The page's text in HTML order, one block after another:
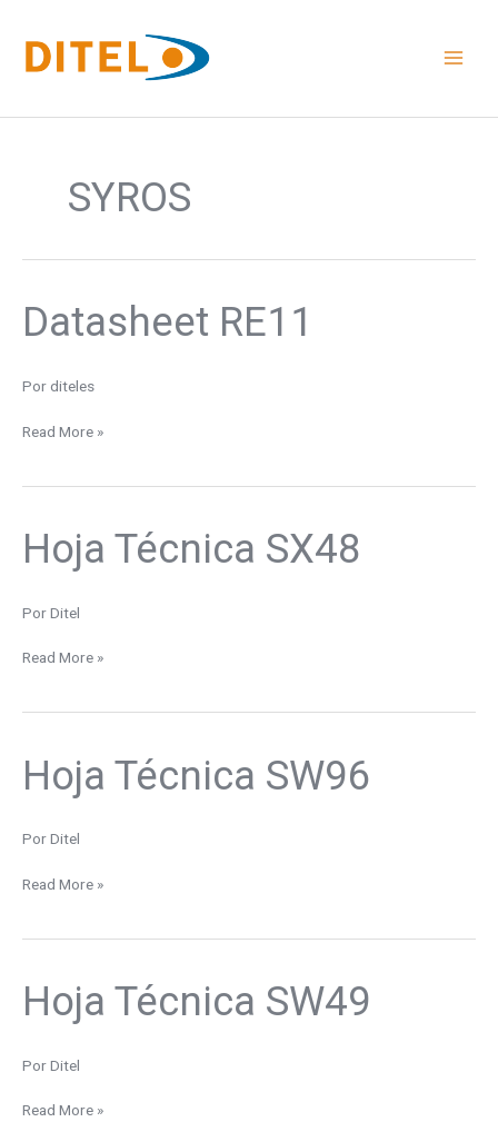
contenido
SYROS
Datasheet RE11
Porditeles
Datasheet
RE11
Read More »
Hoja Técnica SX48
PorDitel
Hoja
Técnica
Read More »
Hoja Técnica SW96
PorDitel
Hoja
Técnica
Read More »
Hoja Técnica SW49
PorDitel
Hoja
Técnica
Read More »